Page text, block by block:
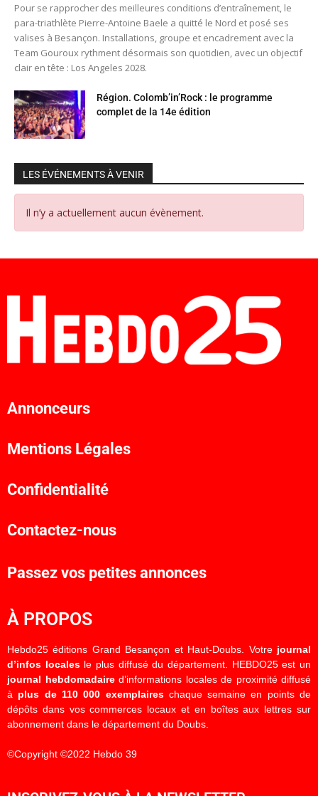
Pour se rapprocher des meilleures conditions d’entraînement, le
para-triathlète Pierre-Antoine Baele a quitté le Nord et posé ses
valises à Besançon. Installations, groupe et encadrement avec la
Team Gouroux rythment désormais son quotidien, avec un objectif
clair en tête : Los Angeles 2028.
Région. Colomb’in’Rock : le programme
complet de la 14e édition
LES ÉVÉNEMENTS À VENIR
Il n’y a actuellement aucun évènement.
Annonceurs
Mentions Légales
Confidentialité
Contactez-nous
Passez vos petites annonces
À PROPOS
Hebdo25 éditions Grand Besançon et Haut-Doubs. Votre journal
d’infos localesle plus diffusé du département. HEBDO25 est un
journal hebdomadaired’informations locales de proximité diffusé
à plus de 110 000 exemplaireschaque semaine en points de
dépôts dans vos commerces locaux et en boîtes aux lettres sur
abonnement dans le département du Doubs.
©Copyright ©2022 Hebdo 39